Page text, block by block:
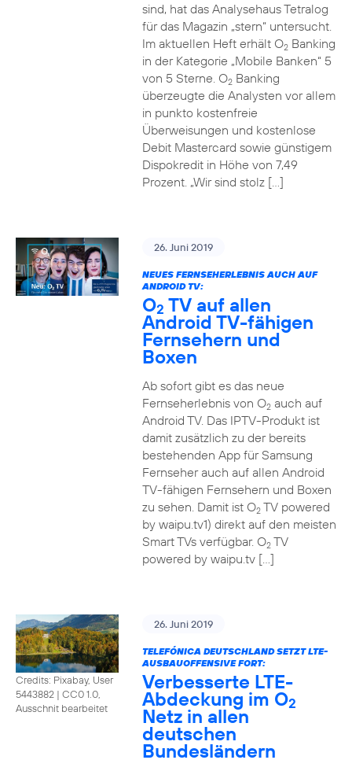
sind, hat das Analysehaus Tetralog
für das Magazin „stern“ untersucht.
Im aktuellen Heft erhält O2Banking
in der Kategorie „Mobile Banken“ 5
von 5 Sterne. O2Banking
überzeugte die Analysten vor allem
in punkto kostenfreie
Überweisungen und kostenlose
Debit Mastercard sowie günstigem
Dispokredit in Höhe von 7,49
Prozent. „Wir sind stolz […]
26. Juni 2019
NEUES FERNSEHERLEBNIS AUCH AUF
ANDROID TV:
O2 TV auf allen
Android TV-fähigen
Fernsehern und
Boxen
Ab sofort gibt es das neue
Fernseherlebnis von O2auch auf
Android TV. Das IPTV-Produkt ist
damit zusätzlich zu der bereits
bestehenden App für Samsung
Fernseher auch auf allen Android
TV-fähigen Fernsehern und Boxen
zu sehen. Damit ist O2TV powered
by waipu.tv1) direkt auf den meisten
Smart TVs verfügbar. O2TV
powered by waipu.tv […]
Credits: Pixabay, User
5443882 | CC0 1.0,
Ausschnit bearbeitet
26. Juni 2019
TELEFÓNICA DEUTSCHLAND SETZT LTE-
AUSBAUOFFENSIVE FORT:
Verbesserte LTE-
Abdeckung im O2
Netz in allen
deutschen
Bundesländern